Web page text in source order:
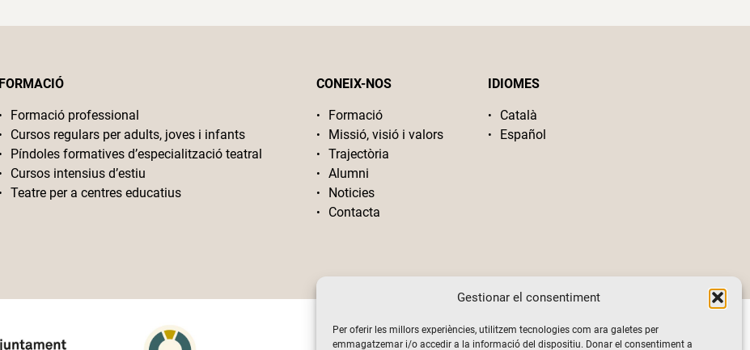
Gestionar el consentiment
Per oferir les millors experiències, utilitzem tecnologies com ara galetes per
emmagatzemar i/o accedir a la informació del dispositiu. Donar el consentiment a
FORMACIÓ
Formació professional
Cursos regulars per adults, joves i infants
Píndoles formatives d’especialització teatral
Cursos intensius d’estiu
Teatre per a centres educatius
CONEIX-NOS
Formació
Missió, visió i valors
Trajectòria
Alumni
Noticies
Contacta
IDIOMES
Català
Español